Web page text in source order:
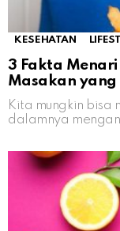
KESEHATAN
3 Fakta
Masakan
Kita mungkin
dalamnya